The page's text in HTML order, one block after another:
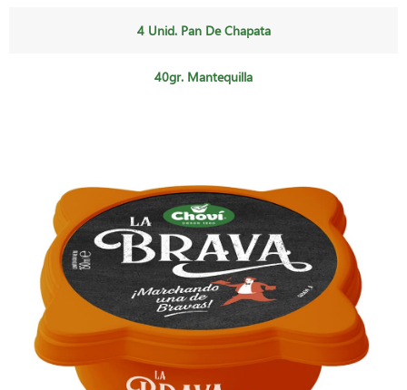
4 Unid. Pan De Chapata
40gr. Mantequilla